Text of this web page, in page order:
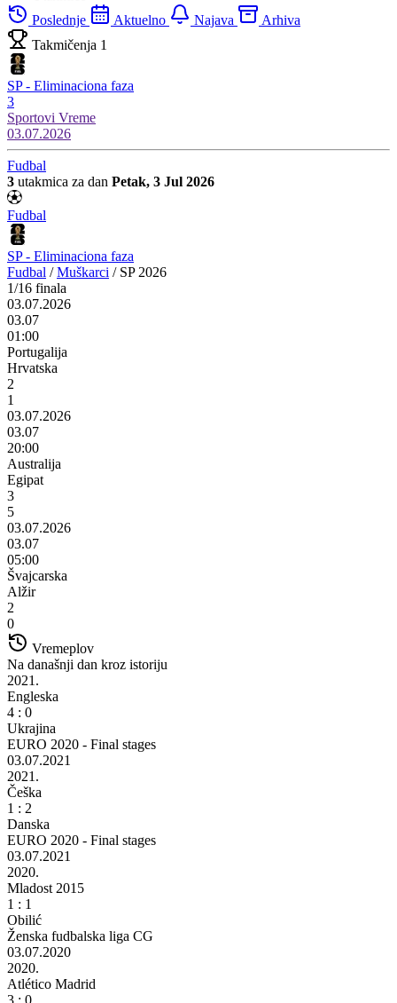
Poslednje
Aktuelno Najava
Arhiva
Takmičenja 1
SP - Eliminaciona faza
3
Sportovi Vreme
03.07.2026
Fudbal
3 utakmica za dan Petak, 3 Jul 2026
Fudbal
SP - Eliminaciona faza
Fudbal / Muškarci / SP 2026
1/16 finala
03.07.2026
03.07
01:00
Portugalija
Hrvatska
2
1
03.07.2026
03.07
20:00
Australija
Egipat
3
5
03.07.2026
03.07
05:00
Švajcarska
Alžir
2
0
Vremeplov
Na današnji dan kroz istoriju
2021.
Engleska
4 : 0
Ukrajina
EURO 2020 - Final stages
03.07.2021
2021.
Češka
1 : 2
Danska
EURO 2020 - Final stages
03.07.2021
2020.
Mladost 2015
1 : 1
Obilić
Ženska fudbalska liga CG
03.07.2020
2020.
Atlético Madrid
3 : 0